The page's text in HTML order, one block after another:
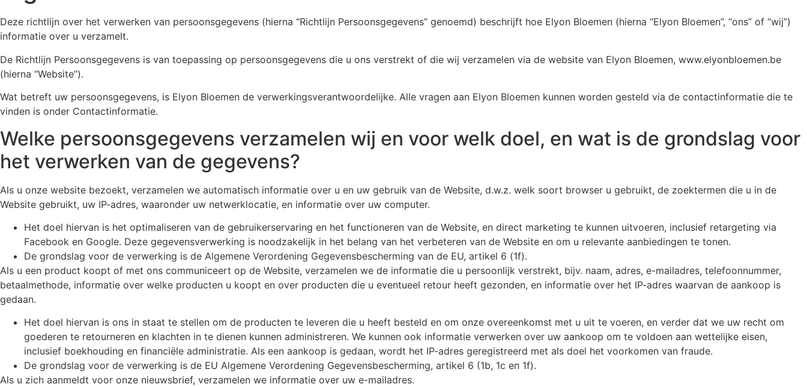
Deze richtlijn over het verwerken van persoonsgegevens (hierna “Richtlijn Persoonsgegevens” genoemd) beschrijft hoe Elyon Bloemen (hierna “Elyon Bloemen”, “ons” of “wij”)
informatie over u verzamelt.
De Richtlijn Persoonsgegevens is van toepassing op persoonsgegevens die u ons verstrekt of die wij verzamelen via de website van Elyon Bloemen, www.elyonbloemen.be
(hierna “Website”).
Wat betreft uw persoonsgegevens, is Elyon Bloemen de verwerkingsverantwoordelijke. Alle vragen aan Elyon Bloemen kunnen worden gesteld via de contactinformatie die te
vinden is onder Contactinformatie.
Welke persoonsgegevens verzamelen wij en voor welk doel, en wat is de grondslag voor
het verwerken van de gegevens?
Als u onze website bezoekt, verzamelen we automatisch informatie over u en uw gebruik van de Website, d.w.z. welk soort browser u gebruikt, de zoektermen die u in de
Website gebruikt, uw IP-adres, waaronder uw netwerklocatie, en informatie over uw computer.
Het doel hiervan is het optimaliseren van de gebruikerservaring en het functioneren van de Website, en direct marketing te kunnen uitvoeren, inclusief retargeting via
Facebook en Google. Deze gegevensverwerking is noodzakelijk in het belang van het verbeteren van de Website en om u relevante aanbiedingen te tonen.
De grondslag voor de verwerking is de Algemene Verordening Gegevensbescherming van de EU, artikel 6 (1f).
Als u een product koopt of met ons communiceert op de Website, verzamelen we de informatie die u persoonlijk verstrekt, bijv. naam, adres, e-mailadres, telefoonnummer,
betaalmethode, informatie over welke producten u koopt en over producten die u eventueel retour heeft gezonden, en informatie over het IP-adres waarvan de aankoop is
gedaan.
Het doel hiervan is ons in staat te stellen om de producten te leveren die u heeft besteld en om onze overeenkomst met u uit te voeren, en verder dat we uw recht om
goederen te retourneren en klachten in te dienen kunnen administreren. We kunnen ook informatie verwerken over uw aankoop om te voldoen aan wettelijke eisen,
inclusief boekhouding en financiële administratie. Als een aankoop is gedaan, wordt het IP-adres geregistreerd met als doel het voorkomen van fraude.
De grondslag voor de verwerking is de EU Algemene Verordening Gegevensbescherming, artikel 6 (1b, 1c en 1f).
Als u zich aanmeldt voor onze nieuwsbrief, verzamelen we informatie over uw e-mailadres.